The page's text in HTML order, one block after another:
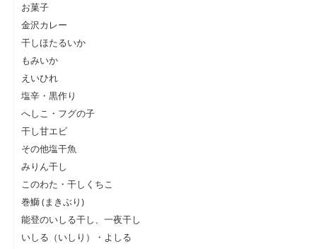
お菓子
金沢カレー
干しほたるいか
もみいか
えいひれ
塩辛・黒作り
へしこ・フグの子
干し甘エビ
その他塩干魚
みりん干し
このわた・干しくちこ
巻鰤 (まきぶり)
能登のいしる干し、一夜干し
いしる（いしり）・よしる